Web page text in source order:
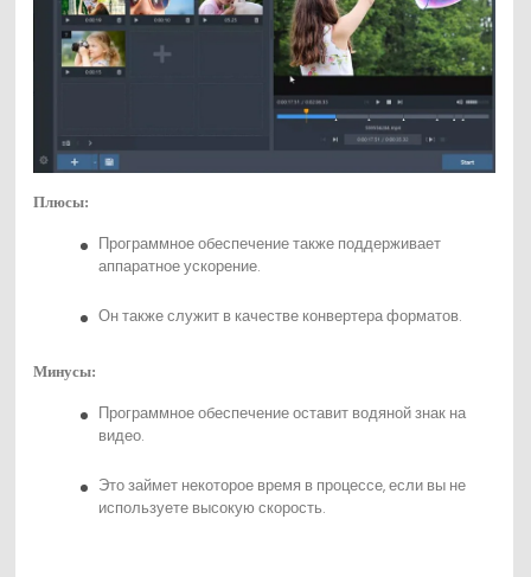
Плюсы:
Программное обеспечение также поддерживает
аппаратное ускорение.
Он также служит в качестве конвертера форматов.
Минусы:
Программное обеспечение оставит водяной знак на
видео.
Это займет некоторое время в процессе, если вы не
используете высокую скорость.